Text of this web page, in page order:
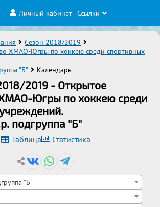
Личный кабинет Ссылки
Сезон 2018/2019
ХМАО-Югры по хоккею среди спортивных
"Б"
Календарь
2019 - Открытое
Югры по хоккею среди
подгруппа "Б"
Таблица Статистика
"Б"